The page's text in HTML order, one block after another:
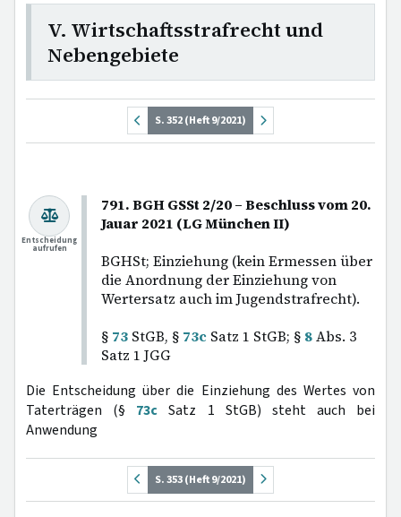
V. Wirtschaftsstrafrecht und
Nebengebiete
S. 352 (Heft 9/2021)
791. BGH GSSt 2/20 – Beschluss vom 20.
Jauar 2021 (LG München II)
BGHSt; Einziehung (kein Ermessen über
die Anordnung der Einziehung von
Wertersatz auch im Jugendstrafrecht).
§ 73 StGB, § 73c Satz 1 StGB; § 8Abs. 3
Satz 1 JGG
Entscheidung
aufrufen
Die Entscheidung über die Einziehung des Wertes von
Taterträgen (§ 73c Satz 1 StGB) steht auch bei
Anwendung
S. 353 (Heft 9/2021)